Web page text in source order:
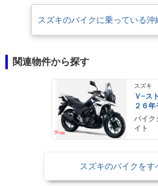
スズキのバイクに乗っている沖
関連物件から探す
スズキ
Ｖ−ス
２６
気筒
ヘッ
バイ
イト
スズキのバイクをす